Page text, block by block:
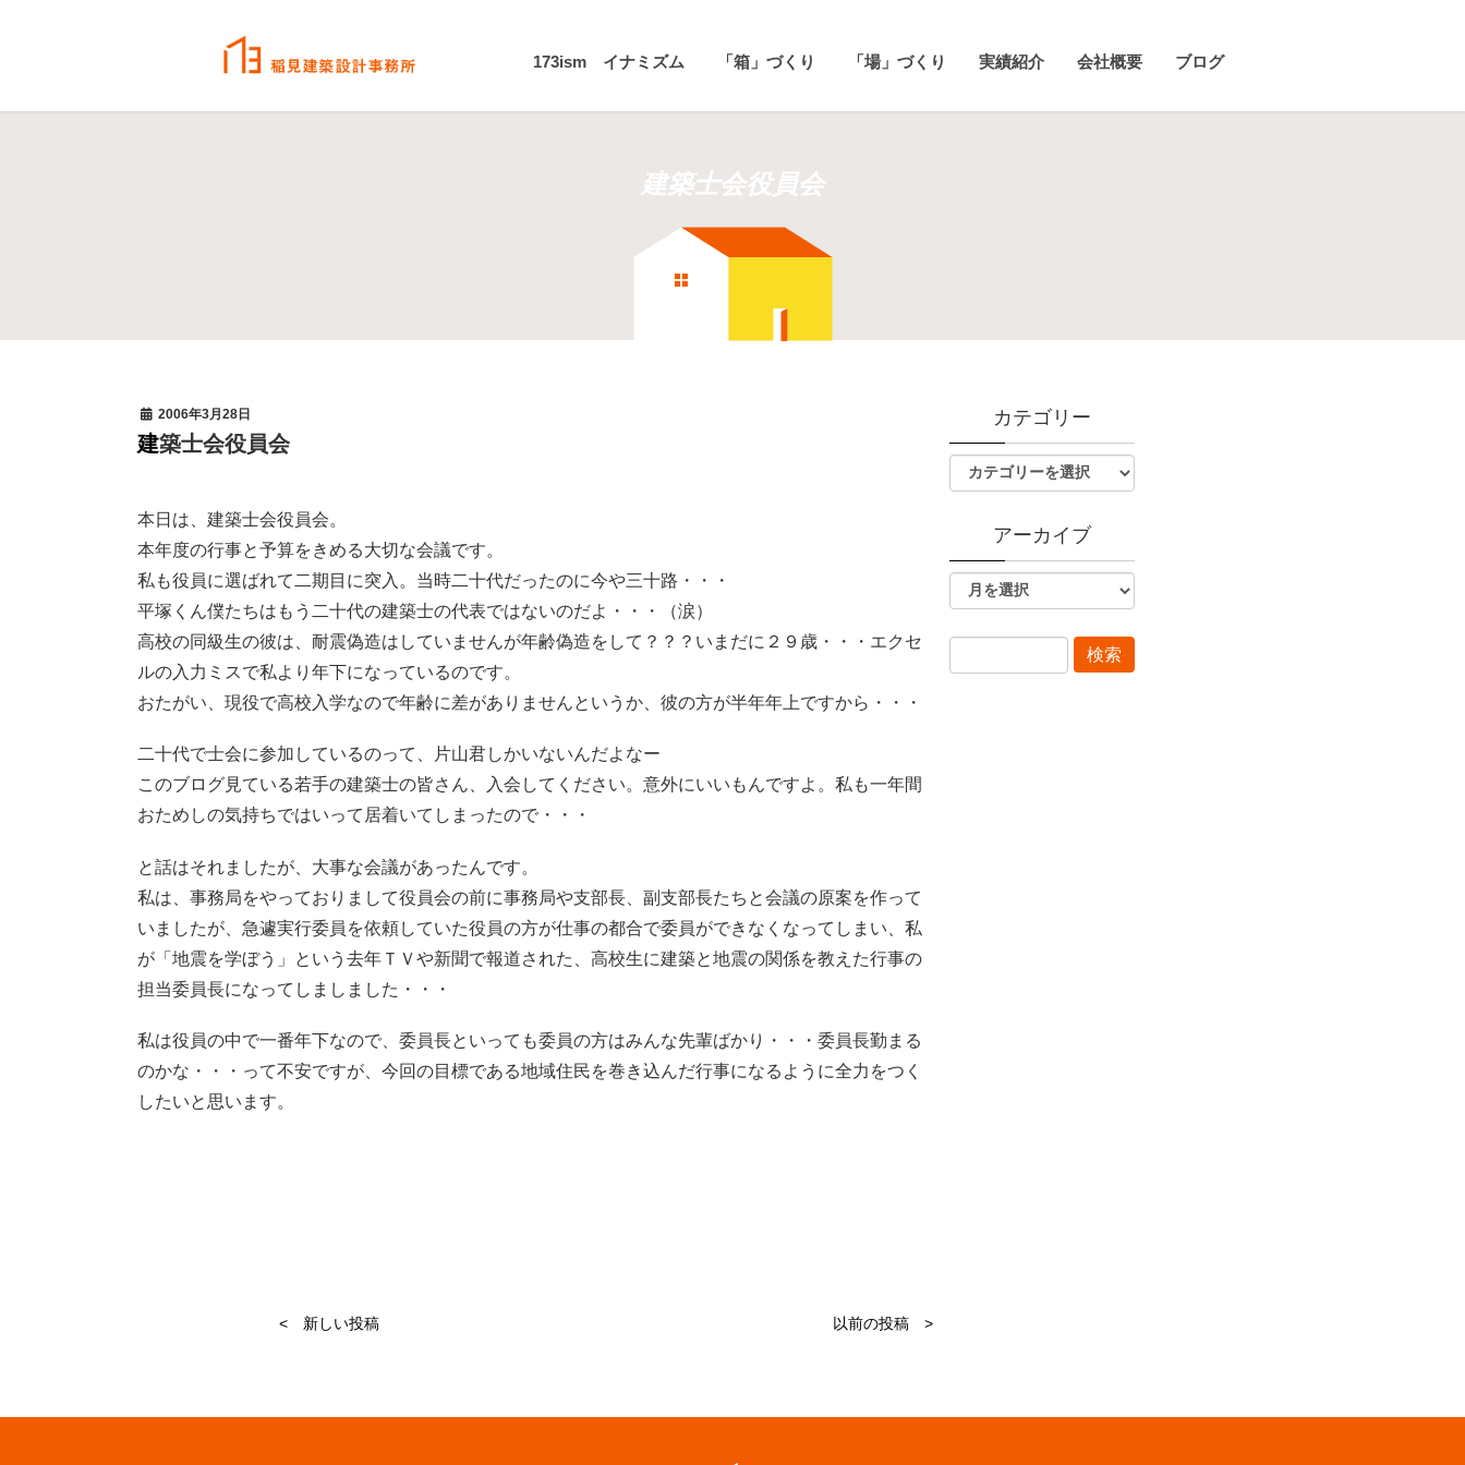
173ism イナミズム 「箱」づくり 「場」づくり 実績紹介 会社概要 ブログ
建築士会役員会
2006年3月28日
建築士会役員会
本日は、建築士会役員会。
本年度の行事と予算をきめる大切な会議です。
私も役員に選ばれて二期目に突入。当時二十代だったのに今や三十路・・・
平塚くん僕たちはもう二十代の建築士の代表ではないのだよ・・・（涙）
高校の同級生の彼は、耐震偽造はしていませんが年齢偽造をして？？？いまだに２９歳・・・エクセ
ルの入力ミスで私より年下になっているのです。
おたがい、現役で高校入学なので年齢に差がありませんというか、彼の方が半年年上ですから・・・
二十代で士会に参加しているのって、片山君しかいないんだよなー
このブログ見ている若手の建築士の皆さん、入会してください。意外にいいもんですよ。私も一年間
おためしの気持ちではいって居着いてしまったので・・・
と話はそれましたが、大事な会議があったんです。
私は、事務局をやっておりまして役員会の前に事務局や支部長、副支部長たちと会議の原案を作って
いましたが、急遽実行委員を依頼していた役員の方が仕事の都合で委員ができなくなってしまい、私
が「地震を学ぼう」という去年ＴＶや新聞で報道された、高校生に建築と地震の関係を教えた行事の
担当委員長になってしましました・・・
私は役員の中で一番年下なので、委員長といっても委員の方はみんな先輩ばかり・・・委員長勤まる
のかな・・・って不安ですが、今回の目標である地域住民を巻き込んだ行事になるように全力をつく
したいと思います。
< 新しい投稿 以前の投稿 >
カテゴリー
アーカイブ